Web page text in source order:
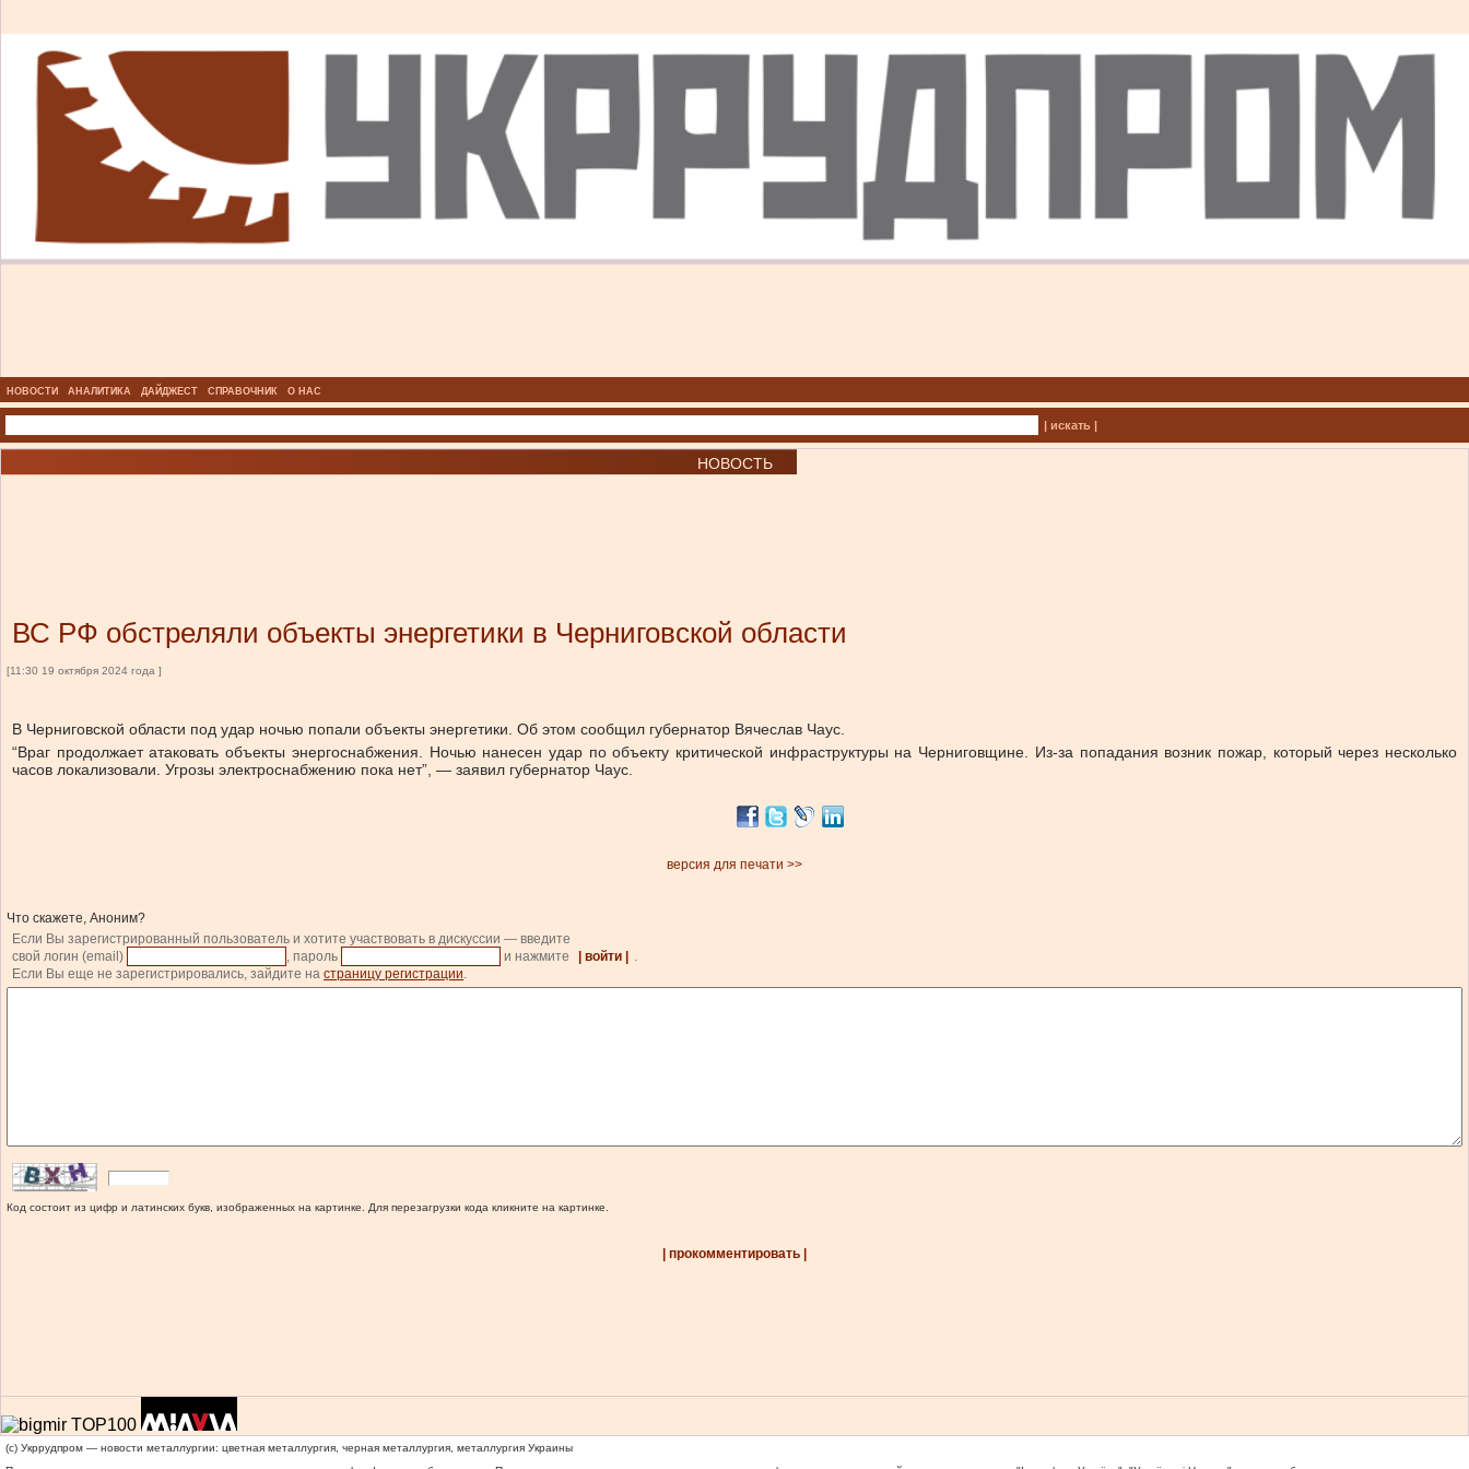
НОВОСТИ АНАЛИТИКА ДАЙДЖЕСТ СПРАВОЧНИК О НАС
| искать |
НОВОСТЬ
ВС РФ обстреляли объекты энергетики в Черниговской области
[11:30 19 октября 2024 года ]
В Черниговской области под удар ночью попали объекты энергетики. Об этом сообщил губернатор Вячеслав Чаус.
“Враг продолжает атаковать объекты энергоснабжения. Ночью нанесен удар по объекту критической инфраструктуры на Черниговщине. Из-за попадания возник пожар, который через несколько
часов локализовали. Угрозы электроснабжению пока нет”, — заявил губернатор Чаус.
версия для печати >>
Что скажете, Аноним?
Если Вы зарегистрированный пользователь и хотите участвовать в дискуссии — введите
свой логин (email)
, пароль и нажмите | войти |
.
Если Вы еще не зарегистрировались, зайдите на страницу регистрации.
Код состоит из цифр и латинских букв, изображенных на картинке. Для перезагрузки кода кликните на картинке.
| прокомментировать |
(c) Укррудпром — новости металлургии: цветная металлургия, черная металлургия, металлургия Украины